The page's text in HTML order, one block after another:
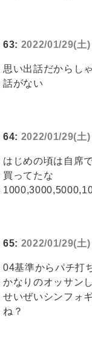
63: 2022/01/29(土
思い出話だからし
話がない
64: 2022/01/29(土
はじめの頃は自席
買ってたな
65: 2022/01/29(土
04基準からパチ打
かなりのオッサン
せいぜいシンフォ
ね？